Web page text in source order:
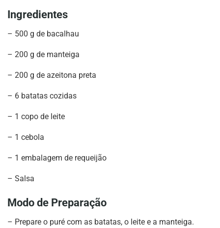
Ingredientes
– 500 g de bacalhau
– 200 g de manteiga
– 200 g de azeitona preta
– 6 batatas cozidas
– 1 copo de leite
– 1 cebola
– 1 embalagem de requeijão
– Salsa
Modo de Preparação
– Prepare o puré com as batatas, o leite e a manteiga.